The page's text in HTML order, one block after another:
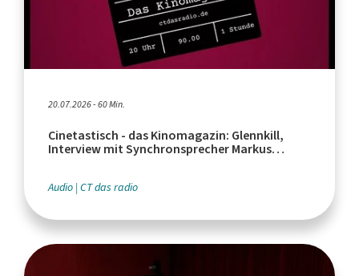
20.07.2026 - 60 Min.
Cinetastisch - das Kinomagazin: Glennkill,
Interview mit Synchronsprecher Markus
Audio CT das radio